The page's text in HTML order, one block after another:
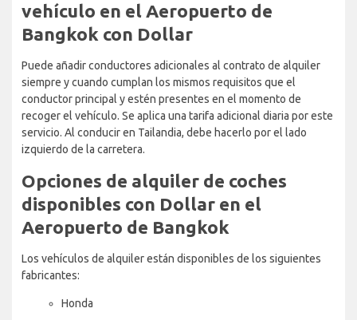
vehículo en el Aeropuerto de
Bangkok con Dollar
Puede añadir conductores adicionales al contrato de alquiler
siempre y cuando cumplan los mismos requisitos que el
conductor principal y estén presentes en el momento de
recoger el vehículo. Se aplica una tarifa adicional diaria por este
servicio. Al conducir en Tailandia, debe hacerlo por el lado
izquierdo de la carretera.
Opciones de alquiler de coches
disponibles con Dollar en el
Aeropuerto de Bangkok
Los vehículos de alquiler están disponibles de los siguientes
fabricantes:
Honda